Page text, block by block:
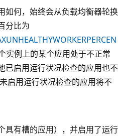
如何，始终会从负载均衡器轮换
分比为
实例上的某个应用处于不正常
已启用运行状况检查的应用也不
启用运行状况检查的应用将不
具有槽的应用），并启用了运行